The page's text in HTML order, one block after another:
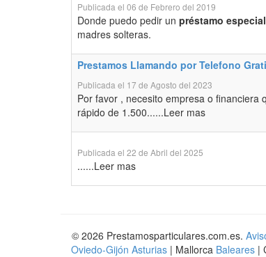
Publicada el 06 de Febrero del 2019
Donde puedo pedir un préstamo
madres solteras.
Prestamos Llamando por Telefono
Publicada el 17 de Agosto del 2023
Por favor , necesito empresa o financiera
rápido de 1.500......Leer mas
Publicada el 22 de Abril del 2025
......Leer mas
© 2026 Prestamosparticulares.com.es.
Oviedo-Gijón Asturias | Mallorca Baleares |